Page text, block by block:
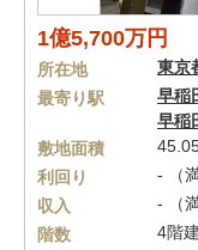
1億5,700万円
所在地 東京
最寄り駅
早稲
早稲
敷地面積
利回り
- （
収入
- （
階数
4階